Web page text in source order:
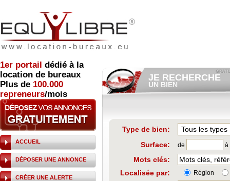
1er portail dédié à la
location de bureaux
Plus de 100.000
repreneurs/mois
ACCUEIL
DÉPOSER UNE ANNONCE
CRÉER UNE ALERTE
JE RECHERCHE
UN BIEN
Consulter gratuitementles
RECHERCHER UNE
ANNONCE
Type de bien:
Surface:
de à
Mots clés:
Localisée par:
Région